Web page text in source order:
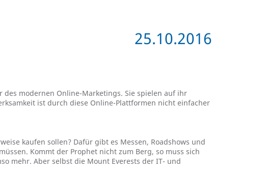
25.10.2016
des modernen Online-Marketings. Sie spielen auf ihr
ist durch diese Online-Plattformen nicht einfacher
kaufen sollen? Dafür gibt es Messen, Roadshows und
Kommt der Prophet nicht zum Berg, so muss sich
mehr. Aber selbst die Mount Everests der IT- und